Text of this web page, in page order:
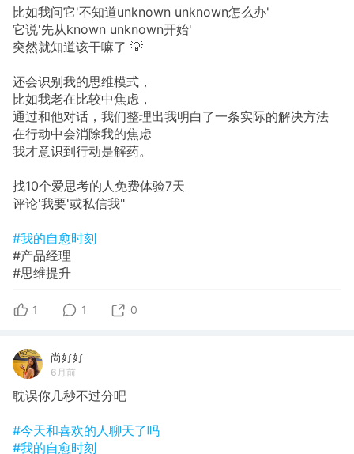
比如我问它'不知道unknown unknown怎么办'
它说'先从known unknown开始'
突然就知道该干嘛了 💡
还会识别我的思维模式，
比如我老在比较中焦虑，
通过和他对话，我们整理出我明白了一条实际的解决方法
在行动中会消除我的焦虑
我才意识到行动是解药。
找10个爱思考的人免费体验7天
评论'我要'或私信我"
#我的自愈时刻
#产品经理
#思维提升
1 1 0
尚好好
6月前
耽误你几秒不过分吧
#今天和喜欢的人聊天了吗
#我的自愈时刻